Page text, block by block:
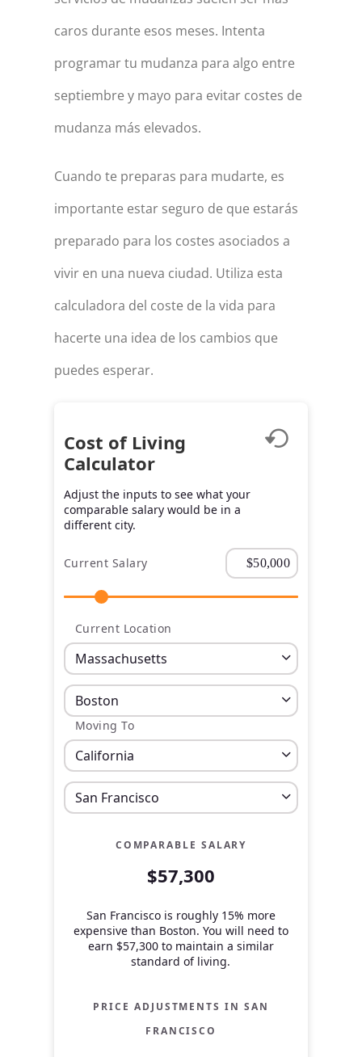
caros durante esos meses. Intenta
programar tu mudanza para algo entre
septiembre y mayo para evitar costes de
mudanza más elevados.
Cuando te preparas para mudarte, es
importante estar seguro de que estarás
preparado para los costes asociados a
vivir en una nueva ciudad. Utiliza esta
calculadora del coste de la vida para
hacerte una idea de los cambios que
puedes esperar.
Cost of Living
Calculator
Adjust the inputs to see what your
comparable salary would be in a
different city.
Current Salary
Current Location
Moving To
COMPARABLE SALARY
$57,300
San Francisco is roughly 15% more
expensive than Boston. You will need to
earn $57,300to maintain a similar
standard of living.
PRICE ADJUSTMENTS IN SAN
FRANCISCO